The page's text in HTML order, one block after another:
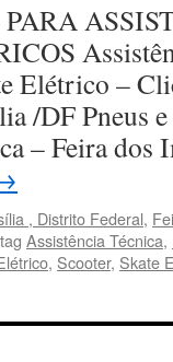
Elétrico –
/DF Pneus
– Feira
, Distrito Federal,
Assistência Técnica,
, Scooter, Skate